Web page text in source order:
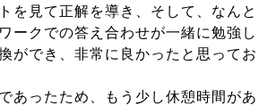
を見て正解を導き、そして、なんと
ークでの答え合わせが一緒に勉強し
ができ、非常に良かったと思ってお
あったため、もう少し休憩時間があ